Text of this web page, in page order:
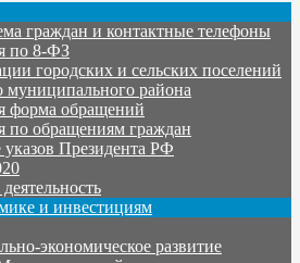
граждан и контактные телефоны
по 8-ФЗ
городских и сельских поселений
муниципального района
форма обращений
по обращениям граждан
Президента РФ
и инвестициям
экономическое развитие